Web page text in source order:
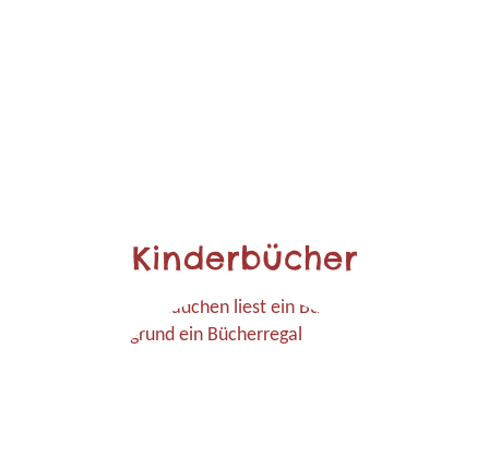
Kinderbücher